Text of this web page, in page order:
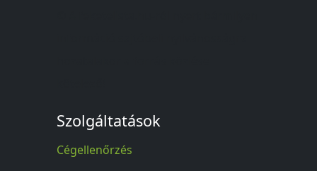
Szolgáltatások
Cégellenőrzés